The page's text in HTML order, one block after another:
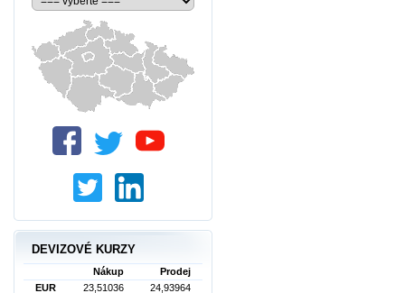
DEVIZOVÉ KURZY
Nákup
Prodej
EUR
23,51036
24,93964